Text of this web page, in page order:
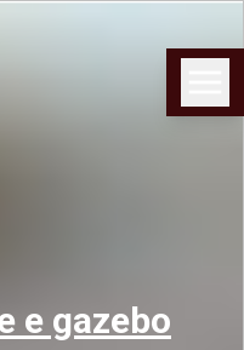
e gazebo